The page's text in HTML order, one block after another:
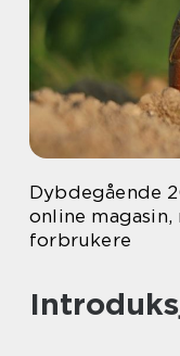
Dybdegående
online
forbrukere